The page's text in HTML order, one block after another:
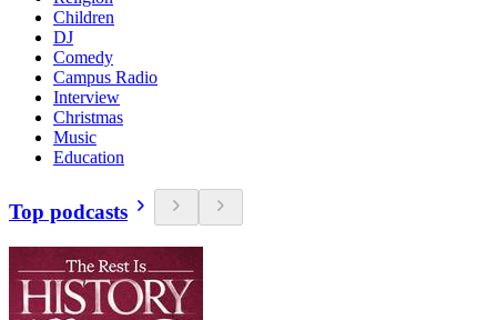
Children
DJ
Comedy
Campus Radio
Interview
Christmas
Music
Education
Top podcasts